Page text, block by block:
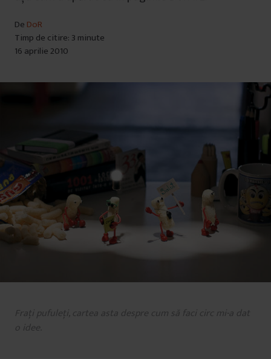
De DoR
Timp de citire: 3 minute
16 aprilie 2010
Fraţi pufuleţi, cartea asta despre cum să faci circ mi-a dat
o idee.